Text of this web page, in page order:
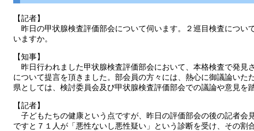
【記者】
昨日の甲状腺検査評価部会について伺います。２巡目検査につい
いますか。
【知事】
昨日行われました甲状腺検査評価部会において、本格検査で発見
について提言を頂きました。部会員の方々には、熱心に御議論いた
県としては、検討委員会及び甲状腺検査評価部会での議論や意見を
【記者】
子どもたちの健康という点ですが、昨日の評価部会の後の記者会
ですと７１人が「悪性ないし悪性疑い」という診断を受け、その